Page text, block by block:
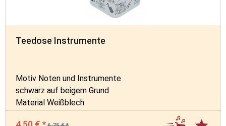
Teedose Instrumente
Motiv Noten und Instrumente
schwarz auf beigem Grund
Material Weißblech